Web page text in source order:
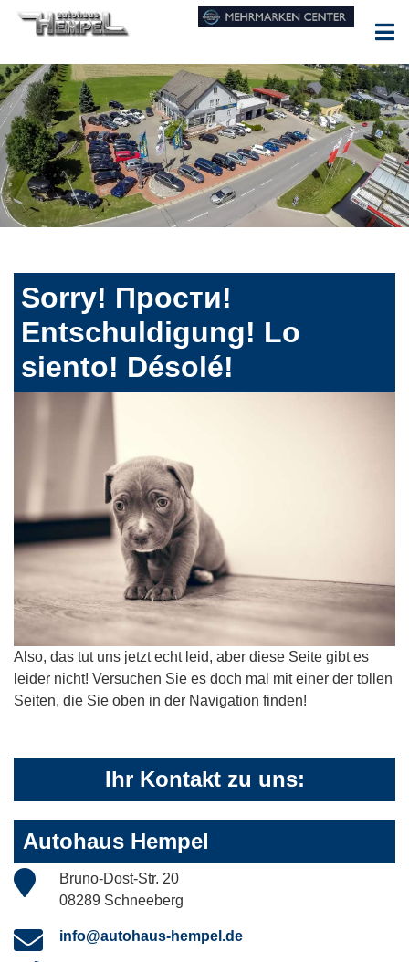
Sorry! Прости!
Entschuldigung! Lo
siento! Désolé!
Also, das tut uns jetzt echt leid, aber diese Seite gibt es
leider nicht! Versuchen Sie es doch mal mit einer der tollen
Seiten, die Sie oben in der Navigation finden!
Ihr Kontakt zu uns:
Autohaus Hempel
Bruno-Dost-Str. 20
08289 Schneeberg
info@autohaus-hempel.de